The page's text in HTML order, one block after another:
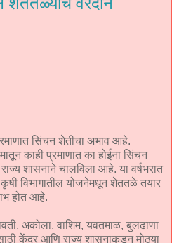
शेततळ्याचे वरदान
सिंचन शेतीचा अभाव आहे.
काही प्रमाणात का होईना सिंचन
शासनाने चालविला आहे. या वर्षभरात
विभागातील योजनेमधून शेततळे तयार
होत आहे.
अकोला, वाशिम, यवतमाळ, बुलढाणा